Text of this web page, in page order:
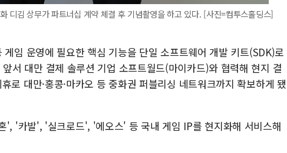
디김 상무가 파트너십 계약 체결 후 기념촬영을 하고 있다. [사진=컴투스홀딩스]
임 운영에 필요한 핵심 기능을 단일 소프트웨어 개발 키트(SDK)로
서 대만 결제 솔루션 기업 소프트월드(마이카드)와 협력해 현지 결
로 대만·홍콩·마카오 등 중화권 퍼블리싱 네트워크까지 확보하게 됐
', '카발', '실크로드', '에오스' 등 국내 게임 IP를 현지화해 서비스해